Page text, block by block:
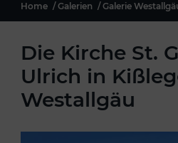
Home Galerien Galerie
Die Kirche St.
Ulrich in
Westallgäu